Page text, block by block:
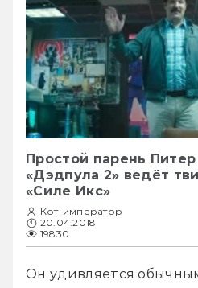
Простой парень
«Дэдпула 2» ведёт
«Силе Икс»
Кот-император
20.04.2018
19830
Он удивляется